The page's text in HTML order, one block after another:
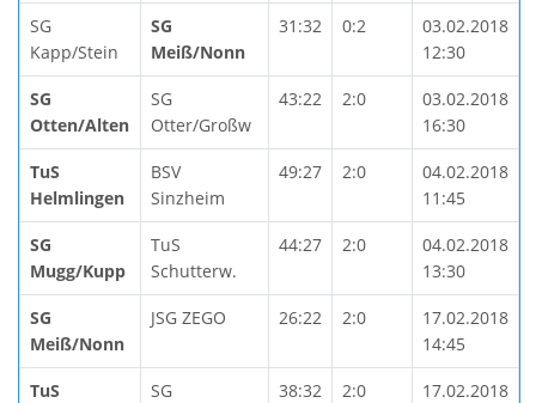
SG
Kapp/Stein
SG
Meiß/Nonn
31:32 0:2
03.02.2018
12:30
SG
Otten/Alten
SG
Otter/Großw
43:22 2:0
03.02.2018
16:30
TuS
Helmlingen
BSV
Sinzheim
49:27 2:0
04.02.2018
11:45
SG
Mugg/Kupp
TuS
Schutterw.
44:27 2:0
04.02.2018
13:30
SG
Meiß/Nonn
JSG ZEGO 26:22 2:0
17.02.2018
14:45
TuS
SG
38:32 2:0
17.02.2018